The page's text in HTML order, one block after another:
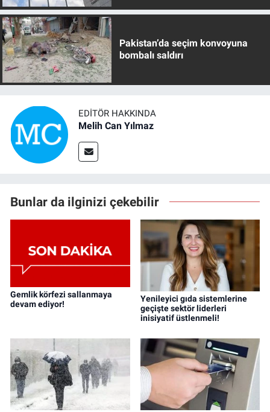
Pakistan’da seçim konvoyuna
bombalı saldırı
EDITÖR HAKKINDA
Melih Can Yılmaz
Bunlar da ilginizi çekebilir
Gemlik körfezi sallanmaya
devam ediyor!
Yenileyici gıda sistemlerine
geçişte sektör liderleri
inisiyatif üstlenmeli!